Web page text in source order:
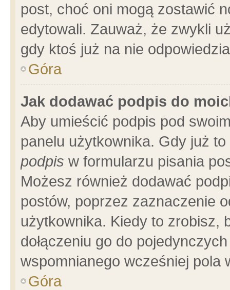
post, choć oni mogą zostawić
edytowali. Zauważ, że zwykli
gdy ktoś już na nie
Góra
Jak dodawać podpis do
Aby umieścić podpis pod
panelu użytkownika. Gdy już
podpis w formularzu pisania
Możesz również dodawać
postów, poprzez zaznaczenie
użytkownika. Kiedy to zrobisz,
dołączeniu go do
wspomnianego wcześniej pola
Góra